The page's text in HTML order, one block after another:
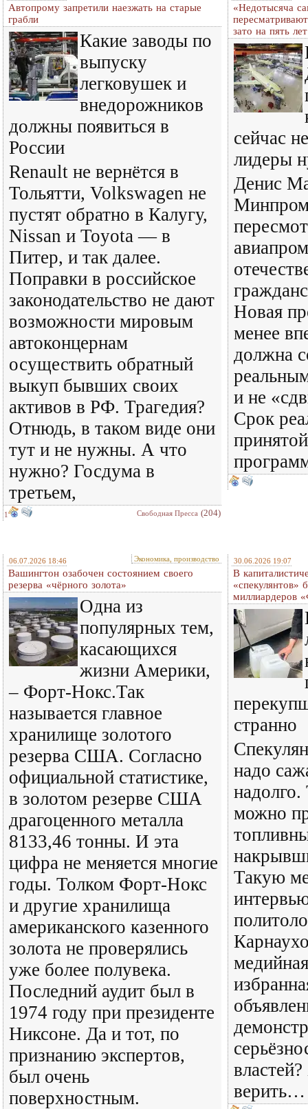
Автопрому запретили наезжать на старые
грабли
Какие заводы по
выпуску
легковушек и
внедорожников
должны появиться в
России
Renault не вернётся в
Тольятти, Volkswagen не
пустят обратно в Калугу,
Nissan и Toyota — в
Питер, и так далее.
Поправки в российское
законодательство не дают
возможности мировым
автоконцернам
осуществить обратный
выкуп бывших своих
активов в РФ. Трагедия?
Отнюдь, в таком виде они
тут и не нужны. А что
нужно? Госдума в
третьем,
1 Свободная Пресса (204)
«Недотысяча
зато на пять
сейчас
лидеры
Денис
Новая
менее
должна
и не
Срок
06.07.2026 18:46 Экономика, производство
Вашингтон озабочен состоянием своего
резерва «чёрного золота»
Одна из
популярных тем,
касающихся
жизни Америки,
– Форт-Нокс.Так
называется главное
хранилище золотого
резерва США. Согласно
официальной статистике,
в золотом резерве США
драгоценного металла
8133,46 тонны. И эта
цифра не меняется многие
годы. Толком Форт-Нокс
и другие хранилища
американского казенного
золота не проверялись
уже более полувека.
Последний аудит был в
1974 году при президенте
Никсоне. Да и тот, по
признанию экспертов,
был очень
поверхностным.
30.06.2026 19:07
В
«спекулянтов»
миллиардеров
странно
надо
надолго.
можно
Такую
верить…